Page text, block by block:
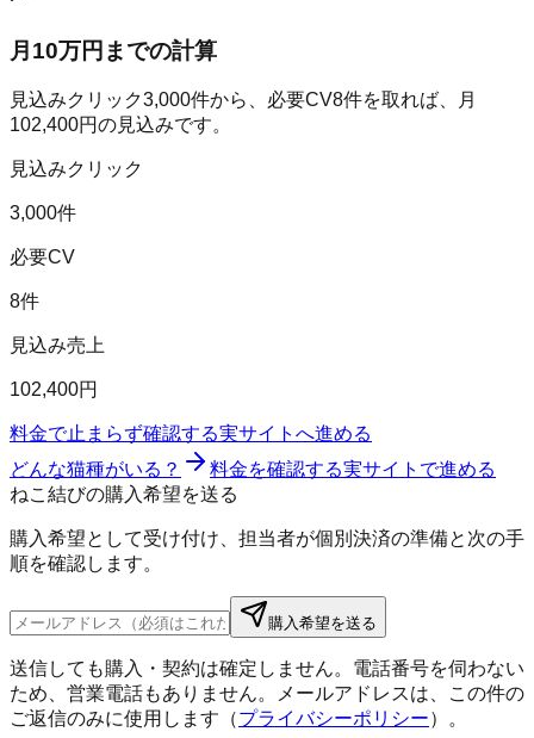
月10万円までの計算
見込みクリック3,000件から、必要CV8件を取れば、月
102,400円の見込みです。
見込みクリック
3,000件
必要CV
8件
見込み売上
102,400円
料金で止まらず確認する実サイトへ進める
どんな猫種がいる？
料金を確認する実サイトで進める
ねこ結びの購入希望を送る
購入希望として受け付け、担当者が個別決済の準備と次の手
順を確認します。
購入希望を送る
送信しても購入・契約は確定しません。電話番号を伺わない
ため、営業電話もありません。メールアドレスは、この件の
ご返信のみに使用します（プライバシーポリシー）。